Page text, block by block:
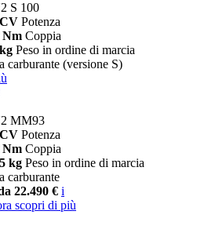
S 100
Potenza
Nm Coppia
Peso in ordine di marcia
carburante (versione S)
MM93
Potenza
Nm Coppia
kg Peso in ordine di marcia
carburante
22.490 € i
scopri di più